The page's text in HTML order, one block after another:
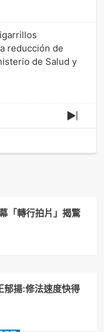
reducción de
de Salud y
Next
「轉行拍片」揭驚
揚:修法速度快得